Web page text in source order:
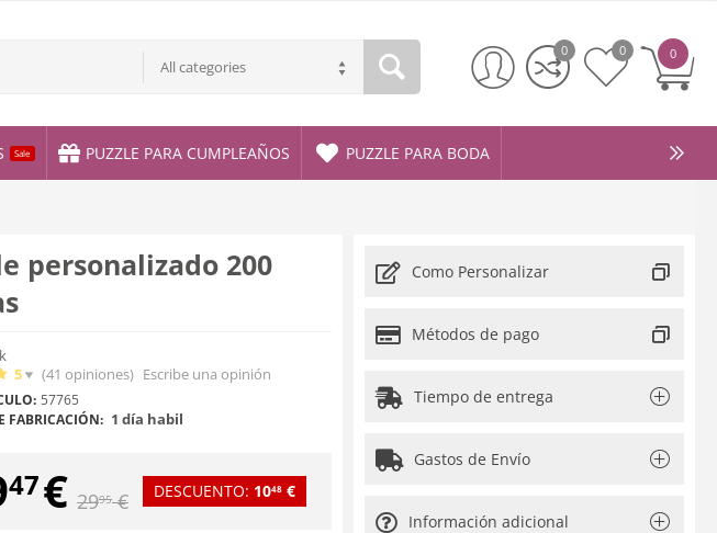
All categories
0
0 0
Sale PUZZLE PARA CUMPLEAÑOS PUZZLE PARA BODA
personalizado 200
5
(41 opiniones) Escribe una opinión
57765
FABRICACIÓN: 1 día habil
47€ 2995 € DESCUENTO: 1048 €
Como Personalizar
Métodos de pago
Tiempo de entrega
Gastos de Envío
Información adicional